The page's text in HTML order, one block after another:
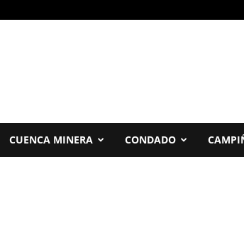
CUENCA MINERA CONDADO